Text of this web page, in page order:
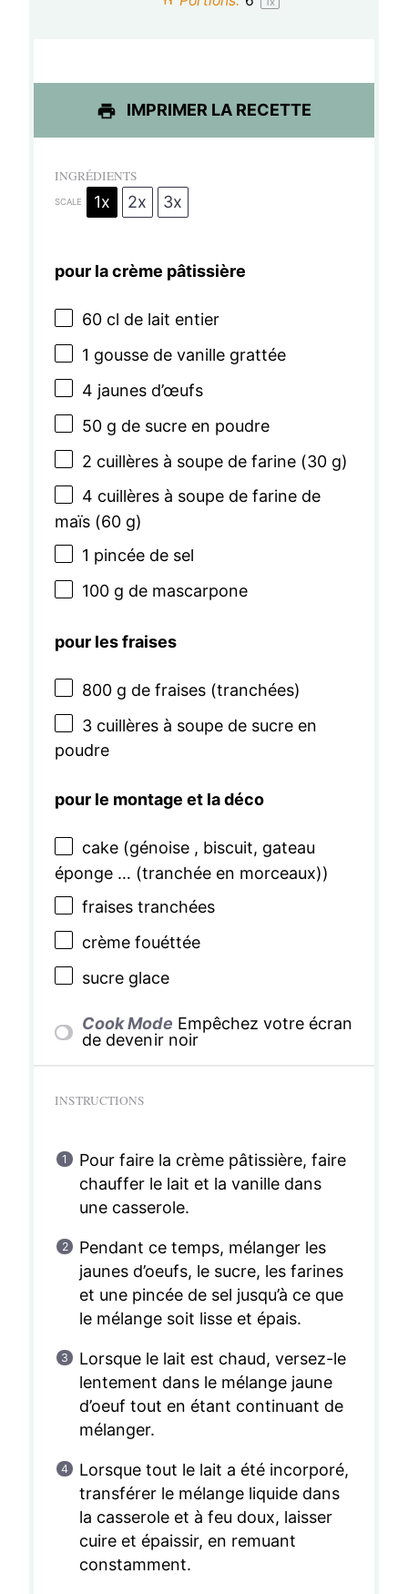
s
s
s
s
IMPRIMER LA RECETTE
INGRÉDIENTS
SCALE 1x 2x 3x
pour la crème pâtissière
60cl de lait entier
1 gousse de vanille grattée
4 jaunes d’œufs
50 g de sucre en poudre
2 cuillères à soupe de farine (30 g)
4 cuillères à soupe de farine de
maïs (60 g)
1 pincée de sel
100 g de mascarpone
pour les fraises
800 g de fraises (tranchées)
3cuillères à soupe de sucre en
poudre
pour le montage et la déco
cake (génoise , biscuit, gateau
éponge … (tranchée en morceaux))
fraises tranchées
crème fouéttée
sucre glace
Cook Mode Empêchez votre écran
de devenir noir
INSTRUCTIONS
Pour faire la crème pâtissière, faire
chauffer le lait et la vanille dans
une casserole.
Pendant ce temps, mélanger les
jaunes d’oeufs, le sucre, les farines
et une pincée de sel jusqu’à ce que
le mélange soit lisse et épais.
Lorsque le lait est chaud, versez-le
lentement dans le mélange jaune
d’oeuf tout en étant continuant de
mélanger.
Lorsque tout le lait a été incorporé,
transférer le mélange liquide dans
la casserole et à feu doux, laisser
cuire et épaissir, en remuant
constamment.